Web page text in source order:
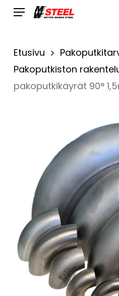
Skip
content
Menu
Etusivu
Pakoputkiston
pakoputkikäyrät 90°